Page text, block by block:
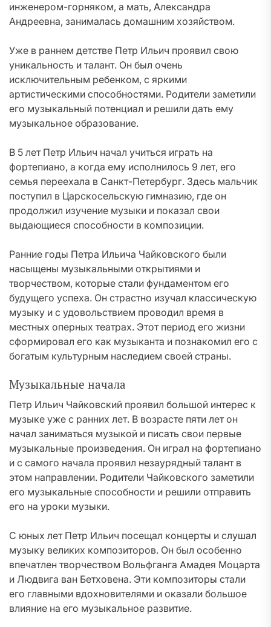
инженером-горняком, а мать, Александра
Андреевна, занималась домашним хозяйством.
Уже в раннем детстве Петр Ильич проявил свою
уникальность и талант. Он был очень
исключительным ребенком, с яркими
артистическими способностями. Родители заметили
его музыкальный потенциал и решили дать ему
музыкальное образование.
В 5 лет Петр Ильич начал учиться играть на
фортепиано, а когда ему исполнилось 9 лет, его
семья переехала в Санкт-Петербург. Здесь мальчик
поступил в Царскосельскую гимназию, где он
продолжил изучение музыки и показал свои
выдающиеся способности в композиции.
Ранние годы Петра Ильича Чайковского были
насыщены музыкальными открытиями и
творчеством, которые стали фундаментом его
будущего успеха. Он страстно изучал классическую
музыку и с удовольствием проводил время в
местных оперных театрах. Этот период его жизни
сформировал его как музыканта и познакомил его с
богатым культурным наследием своей страны.
Музыкальные начала
Петр Ильич Чайковский проявил большой интерес к
музыке уже с ранних лет. В возрасте пяти лет он
начал заниматься музыкой и писать свои первые
музыкальные произведения. Он играл на фортепиано
и с самого начала проявил незаурядный талант в
этом направлении. Родители Чайковского заметили
его музыкальные способности и решили отправить
его на уроки музыки.
С юных лет Петр Ильич посещал концерты и слушал
музыку великих композиторов. Он был особенно
впечатлен творчеством Вольфганга Амадея Моцарта
и Людвига ван Бетховена. Эти композиторы стали
его главными вдохновителями и оказали большое
влияние на его музыкальное развитие.